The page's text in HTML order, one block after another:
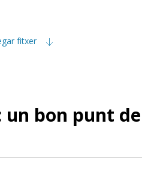
fitxer
un bon punt de